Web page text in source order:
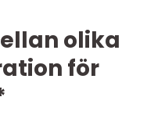
olika
för